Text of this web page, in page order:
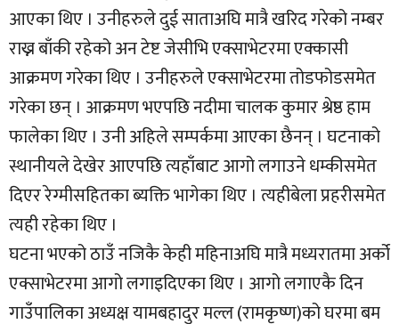
आएका थिए । उनीहरुले दुई साताअघि मात्रै खरिद गरेको नम्बर
राख्न बाँकी रहेको अन टेष्ट जेसीभि एक्साभेटरमा एक्कासी
आक्रमण गरेका थिए । उनीहरुले एक्साभेटरमा तोडफोडसमेत
गरेका छन् । आक्रमण भएपछि नदीमा चालक कुमार श्रेष्ठ हाम
फालेका थिए । उनी अहिले सम्पर्कमा आएका छैनन् । घटनाको
स्थानीयले देखेर आएपछि त्यहाँबाट आगो लगाउने धम्कीसमेत
दिएर रेग्मीसहितका ब्यक्ति भागेका थिए । त्यहीबेला प्रहरीसमेत
त्यही रहेका थिए ।
घटना भएको ठाउँ नजिकै केही महिनाअघि मात्रै मध्यरातमा अर्को
एक्साभेटरमा आगो लगाइदिएका थिए । आगो लगाएकै दिन
गाउँपालिका अध्यक्ष यामबहादुर मल्ल (रामकृष्ण)को घरमा बम